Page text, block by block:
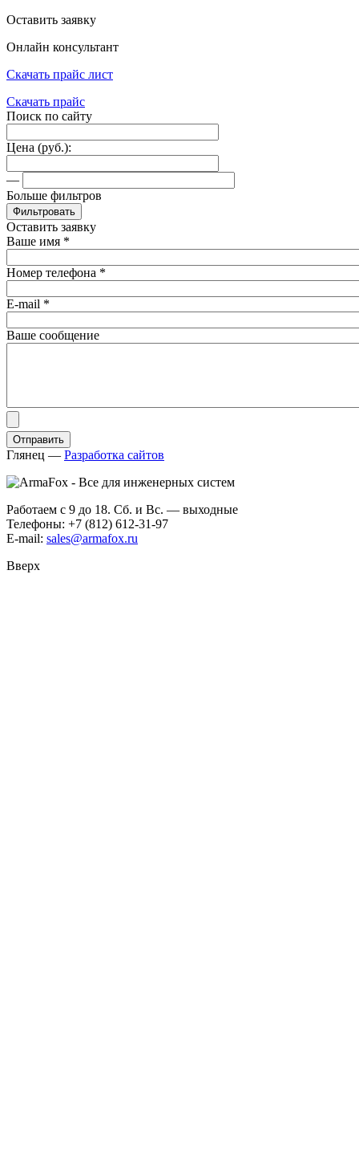
Оставить заявку
Онлайн консультант
Скачать прайс лист
Скачать прайс
Поиск по сайту
Цена (руб.):
—
Больше фильтров
Оставить заявку
Ваше имя *
Номер телефона *
E-mail *
Ваше сообщение
Глянец — Разработка сайтов
Работаем с 9 до 18. Сб. и Вс. — выходные
Телефоны: +7 (812) 612-31-97
E-mail: sales@armafox.ru
Вверх